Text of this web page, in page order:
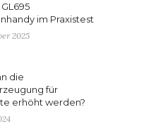
im Praxistest
2025
die
für
erhöht werden?